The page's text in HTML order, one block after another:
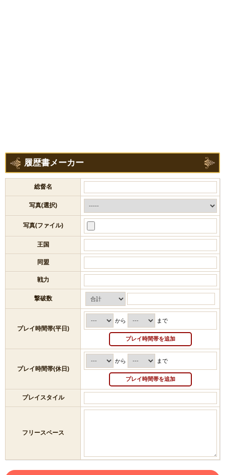
履歴書メーカー
総督名
写真(選択)
写真(ファイル)
王国
同盟
戦力
撃破数
プレイ時間帯(平日)
から まで
プレイ時間帯を追加
プレイ時間帯(休日)
から まで
プレイ時間帯を追加
プレイスタイル
フリースペース